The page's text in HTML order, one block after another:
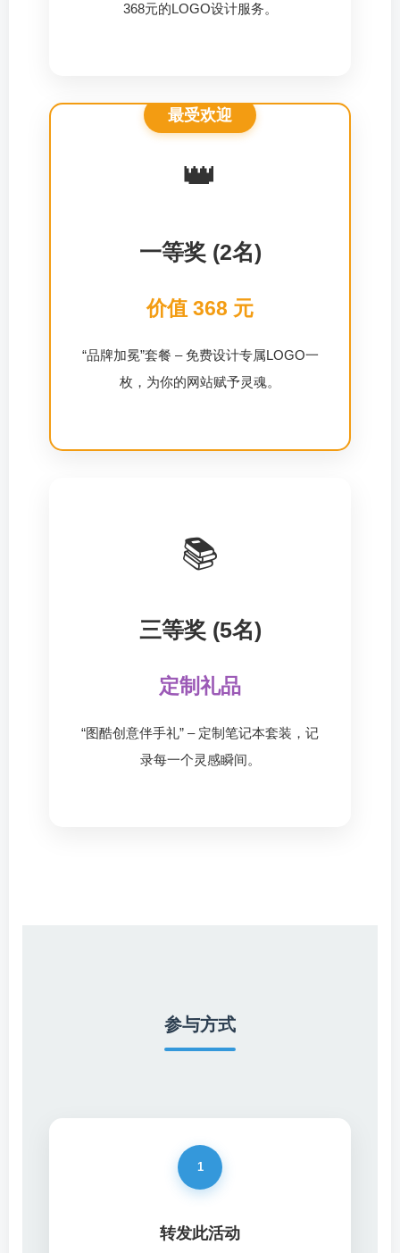
368元的LOGO设计服务。
👑
一等奖 (2名)
价值 368 元
“品牌加冕”套餐 – 免费设计专属LOGO一
枚，为你的网站赋予灵魂。
📚
三等奖 (5名)
定制礼品
“图酷创意伴手礼” – 定制笔记本套装，记
录每一个灵感瞬间。
参与方式
1
转发此活动